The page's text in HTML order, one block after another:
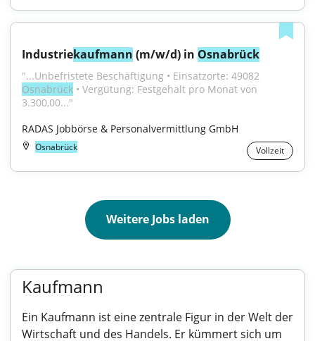
Industriekaufmann (m/w/d) in Osnabrück
Osnabrück • Vergütung: Festgehalt pro Monat von
3.300,00..."
RADAS Jobbörse & Personalvermittlung GmbH
Osnabrück Vollzeit
Weitere Jobs laden
Kaufmann
Ein Kaufmann ist eine zentrale Figur in der Welt der
Wirtschaft und des Handels. Er kümmert sich um